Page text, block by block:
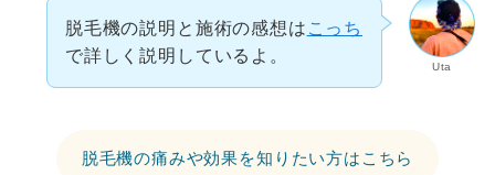
Uta
脱毛機の説明と施術の感想は こっち
で詳しく説明しているよ。
脱毛機の痛みや効果を知りたい方はこちら